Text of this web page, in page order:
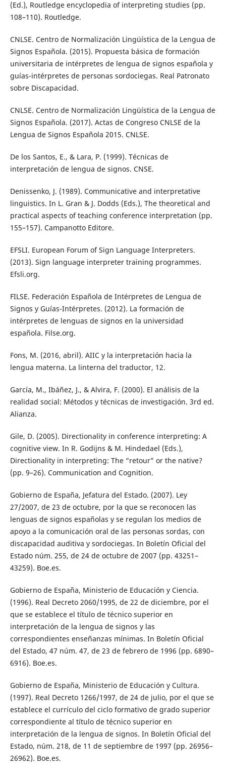
(Ed.), Routledge encyclopedia of interpreting studies (pp.
108–110). Routledge.
CNLSE. Centro de Normalización Lingüística de la Lengua de
Signos Española. (2015). Propuesta básica de formación
universitaria de intérpretes de lengua de signos española y
guías-intérpretes de personas sordociegas. Real Patronato
sobre Discapacidad.
CNLSE. Centro de Normalización Lingüística de la Lengua de
Signos Española. (2017). Actas de Congreso CNLSE de la
Lengua de Signos Española 2015. CNLSE.
De los Santos, E., & Lara, P. (1999). Técnicas de
interpretación de lengua de signos. CNSE.
Denissenko, J. (1989). Communicative and interpretative
linguistics. In L. Gran & J. Dodds (Eds.), The theoretical and
practical aspects of teaching conference interpretation (pp.
155–157). Campanotto Editore.
EFSLI. European Forum of Sign Language Interpreters.
(2013). Sign language interpreter training programmes.
Efsli.org.
FILSE. Federación Española de Intérpretes de Lengua de
Signos y Guías-Intérpretes. (2012). La formación de
intérpretes de lenguas de signos en la universidad
española. Filse.org.
Fons, M. (2016, abril). AIIC y la interpretación hacia la
lengua materna. La linterna del traductor, 12.
García, M., Ibáñez, J., & Alvira, F. (2000). El análisis de la
realidad social: Métodos y técnicas de investigación. 3rd ed.
Alianza.
Gile, D. (2005). Directionality in conference interpreting: A
cognitive view. In R. Godijns & M. Hindedael (Eds.),
Directionality in interpreting: The “retour” or the native?
(pp. 9–26). Communication and Cognition.
Gobierno de España, Jefatura del Estado. (2007). Ley
27/2007, de 23 de octubre, por la que se reconocen las
lenguas de signos españolas y se regulan los medios de
apoyo a la comunicación oral de las personas sordas, con
discapacidad auditiva y sordociegas. In Boletín Oficial del
Estado núm. 255, de 24 de octubre de 2007 (pp. 43251–
43259). Boe.es.
Gobierno de España, Ministerio de Educación y Ciencia.
(1996). Real Decreto 2060/1995, de 22 de diciembre, por el
que se establece el título de técnico superior en
interpretación de la lengua de signos y las
correspondientes enseñanzas mínimas. In Boletín Oficial
del Estado, 47 núm. 47, de 23 de febrero de 1996 (pp. 6890–
6916). Boe.es.
Gobierno de España, Ministerio de Educación y Cultura.
(1997). Real Decreto 1266/1997, de 24 de julio, por el que se
establece el currículo del ciclo formativo de grado superior
correspondiente al título de técnico superior en
interpretación de la lengua de signos. In Boletín Oficial del
Estado, núm. 218, de 11 de septiembre de 1997 (pp. 26956–
26962). Boe.es.